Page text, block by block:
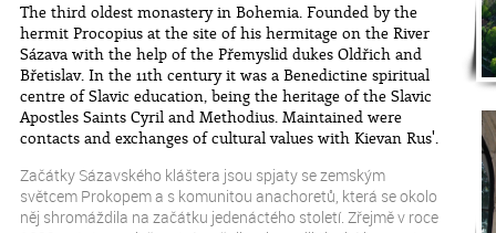
The third oldest monastery in Bohemia. Founded by the
hermit Procopius at the site of his hermitage on the River
Sázava with the help of the Přemyslid dukes Oldřich and
Břetislav. In the 11th century it was a Benedictine spiritual
centre of Slavic education, being the heritage of the Slavic
Apostles Saints Cyril and Methodius. Maintained were
contacts and exchanges of cultural values with Kievan Rus'.
Začátky Sázavského kláštera jsou spjaty se zemským
světcem Prokopem a s komunitou anachoretů, která se okolo
něj shromáždila na začátku jedenáctého století. Zřejmě v roce